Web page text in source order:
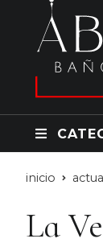
inicio
La